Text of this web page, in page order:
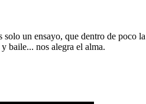
un ensayo, que dentro de poco la
baile... nos alegra el alma.